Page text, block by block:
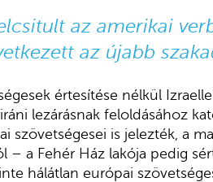
az amerikai
az újabb
értesítése nélkül
lezárásnak feloldásához
szövetségesei is jelezték, a
– a Fehér Ház lakója pedig
hálátlan európai